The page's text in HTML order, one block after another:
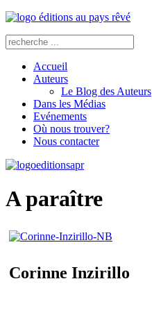
Accueil
Auteurs
Le Blog des Auteurs
Dans les Médias
Evénements
Où nous trouver?
Nous contacter
A paraître
Corinne Inzirillo